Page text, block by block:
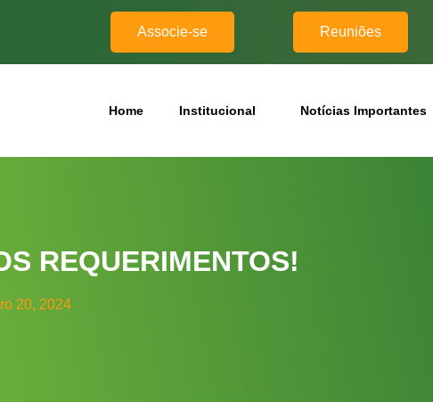
Associe-se Reuniões
Home Institucional Notícias Importantes
REQUERIMENTOS!
20, 2024